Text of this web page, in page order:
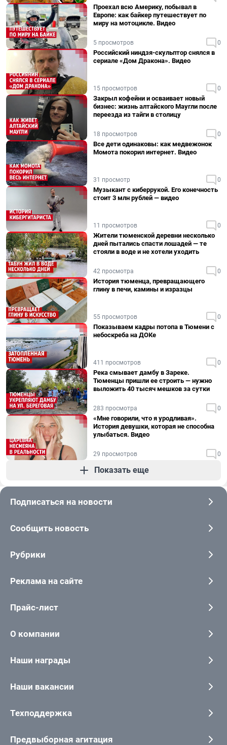
Проехал всю Америку, побывал в
Европе: как байкер путешествует по
миру на мотоцикле. Видео
5 просмотров 0
Российский ниндзя-скульптор снялся в
сериале «Дом Дракона». Видео
15 просмотров 0
Закрыл кофейни и осваивает новый
бизнес: жизнь алтайского Маугли после
переезда из тайги в столицу
18 просмотров 0
Все дети одинаковы: как медвежонок
Момота покорил интернет. Видео
31 просмотр 0
Музыкант с киберрукой. Его конечность
стоит 3 млн рублей — видео
11 просмотров 0
Жители тюменской деревни несколько
дней пытались спасти лошадей — те
стояли в воде и не хотели уходить
42 просмотра 0
История тюменца, превращающего
глину в печи, камины и изразцы
55 просмотров 0
Показываем кадры потопа в Тюмени с
небоскреба на ДОКе
411 просмотров 0
Река смывает дамбу в Зареке.
Тюменцы пришли ее строить — нужно
выложить 40 тысяч мешков за сутки
283 просмотра 0
«Мне говорили, что я уродливая».
История девушки, которая не способна
улыбаться. Видео
29 просмотров 0
Показать еще
Подписаться на новости
Сообщить новость
Рубрики
Реклама на сайте
Прайс-лист
О компании
Наши награды
Наши вакансии
Техподдержка
Предвыборная агитация